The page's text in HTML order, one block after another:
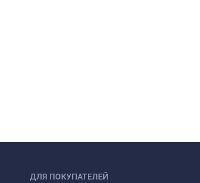
ДЛЯ ПОКУПАТЕЛЕЙ